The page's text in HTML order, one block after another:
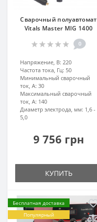
Сварочный полуавтомат
Vitals Master MIG 1400
0
Напряжение, В: 220
Частота тока, Гц: 50
Минимальный сварочный
ток, А: 30
Максимальный сварочный
ток, А: 140
Диаметр электрода, мм: 1,6 -
5,0
9 756 грн
КУПИТЬ
Бесплатная доставка
Популярный